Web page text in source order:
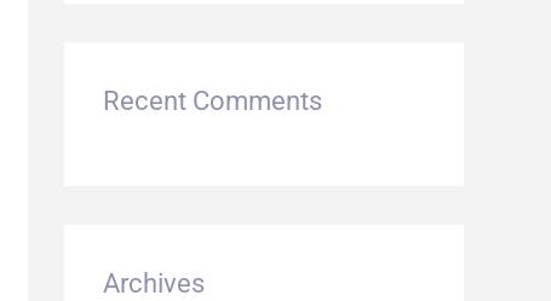
Recent Comments
Archives